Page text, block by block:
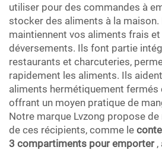
utiliser pour des commandes à
stocker des aliments à la maison.
maintiennent vos aliments frais
déversements. Ils font partie
restaurants et charcuteries,
rapidement les aliments. Ils
aliments hermétiquement
offrant un moyen pratique de
Notre marque Lvzong propose
de ces récipients, comme le
3 compartiments pour emporter ,